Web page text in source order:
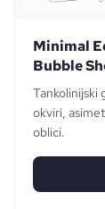
Minimal
Bubble
Tankolinijski
okviri,
oblici.